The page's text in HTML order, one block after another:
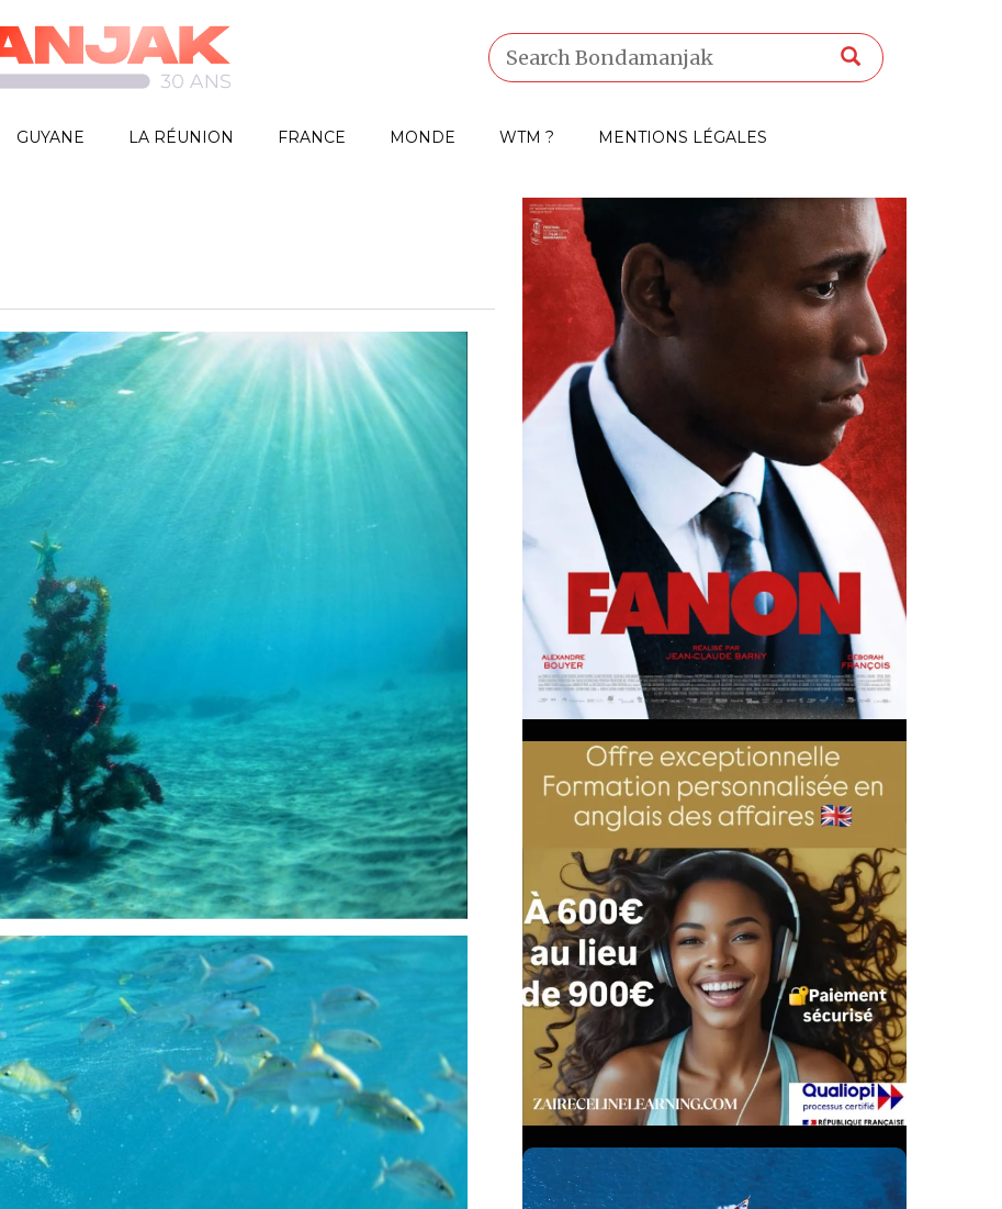
GUYANE LA RÉUNION FRANCE MONDE WTM ? MENTIONS LÉGALES